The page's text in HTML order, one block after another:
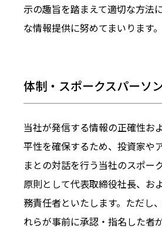
示の趣旨を踏まえて適切な方法
な情報提供に努めてまいります。
体制・スポークスパーソ
当社が発信する情報の正確性お
平性を確保するため、投資家や
まとの対話を行う当社のスポー
原則として代表取締役社長、お
務責任者といたします。ただし
れらが事前に承認・指名した者